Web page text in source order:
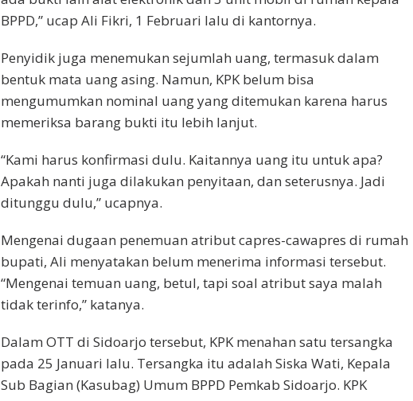
BPPD,” ucap Ali Fikri, 1 Februari lalu di kantornya.
Penyidik juga menemukan sejumlah uang, termasuk dalam
bentuk mata uang asing. Namun, KPK belum bisa
mengumumkan nominal uang yang ditemukan karena harus
memeriksa barang bukti itu lebih lanjut.
“Kami harus konfirmasi dulu. Kaitannya uang itu untuk apa?
Apakah nanti juga dilakukan penyitaan, dan seterusnya. Jadi
ditunggu dulu,” ucapnya.
Mengenai dugaan penemuan atribut capres-cawapres di rumah
bupati, Ali menyatakan belum menerima informasi tersebut.
“Mengenai temuan uang, betul, tapi soal atribut saya malah
tidak terinfo,” katanya.
Dalam OTT di Sidoarjo tersebut, KPK menahan satu tersangka
pada 25 Januari lalu. Tersangka itu adalah Siska Wati, Kepala
Sub Bagian (Kasubag) Umum BPPD Pemkab Sidoarjo. KPK